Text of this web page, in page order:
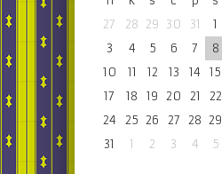
27
28 29 30 31 1
3
4 5 6 7 8
10
11 12 13 14 15
17
18 19 20 21 22
24
25 26 27 28 29
31
1 2 3 4 5